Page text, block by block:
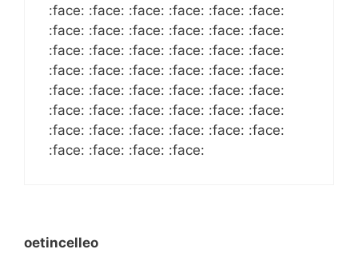
:face: :face: :face: :face: :face: :face:
:face: :face: :face: :face: :face: :face:
:face: :face: :face: :face: :face: :face:
:face: :face: :face: :face: :face: :face:
:face: :face: :face: :face: :face: :face:
:face: :face: :face: :face: :face: :face:
:face: :face: :face: :face: :face: :face:
:face: :face: :face: :face:
oetincelleo